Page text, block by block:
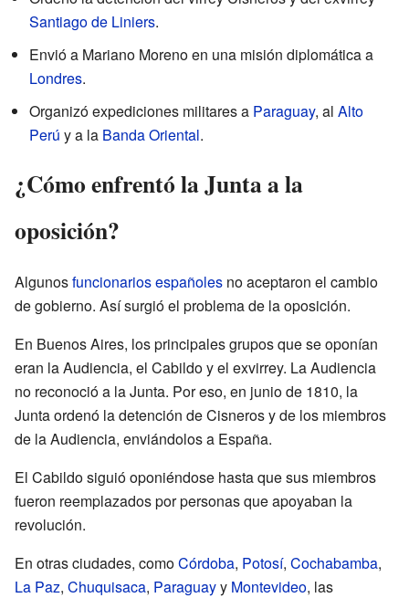
Santiago de Liniers.
Envió a Mariano Moreno en una misión diplomática a
Londres.
Organizó expediciones militares a Paraguay, al Alto
Perú y a la Banda Oriental.
¿Cómo enfrentó la Junta a la
oposición?
Algunosfuncionariosespañoles no aceptaron el cambio
de gobierno. Así surgió el problema de la oposición.
En Buenos Aires, los principales grupos que se oponían
eran la Audiencia, el Cabildo y el exvirrey. La Audiencia
no reconoció a la Junta. Por eso, en junio de 1810, la
Junta ordenó la detención de Cisneros y de los miembros
de la Audiencia, enviándolos a España.
El Cabildo siguió oponiéndose hasta que sus miembros
fueron reemplazados por personas que apoyaban la
revolución.
En otras ciudades, comoCórdoba, Potosí, Cochabamba,
La Paz, Chuquisaca, Paraguayy Montevideo, las